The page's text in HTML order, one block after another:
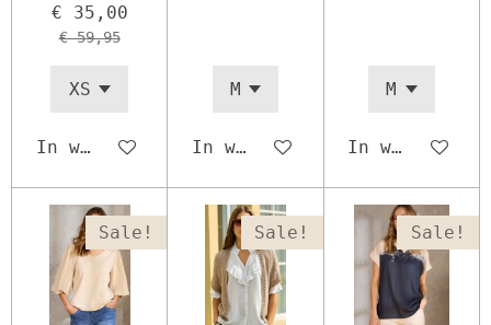
€ 35,00
€ 59,95
In winkelwagen In winkelwagen In
Sale! Sale! Sale!